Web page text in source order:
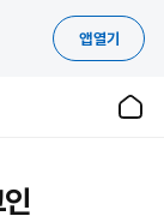
앱 열기